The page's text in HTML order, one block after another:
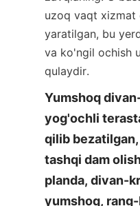
uzoq vaqt xizmat
yaratilgan, bu
va ko'ngil ochish
qulaydir.
Yumshoq
yog'ochli
qilib
tashqi dam
planda, divan-
yumshoq,